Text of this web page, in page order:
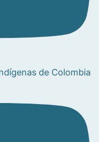
indígenas de Colombia